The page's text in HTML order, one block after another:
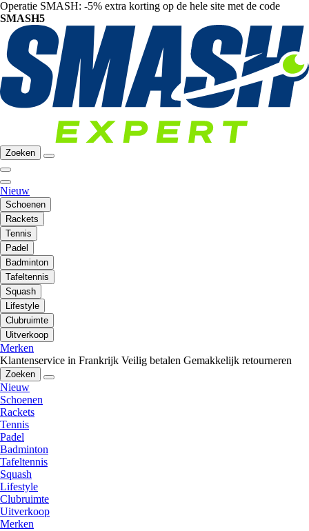
Operatie SMASH: -5% extra korting op de hele site met de code
SMASH5
Zoeken
Nieuw
Schoenen
Rackets
Tennis
Padel
Badminton
Tafeltennis
Squash
Lifestyle
Clubruimte
Uitverkoop
Merken
Klantenservice in Frankrijk Veilig betalen Gemakkelijk retourneren
Zoeken
Nieuw
Schoenen
Rackets
Tennis
Padel
Badminton
Tafeltennis
Squash
Lifestyle
Clubruimte
Uitverkoop
Merken